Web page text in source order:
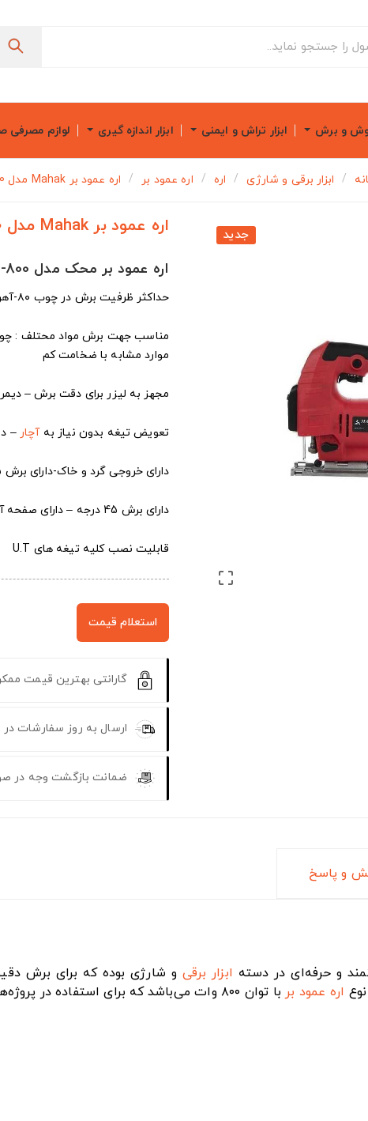
جوش و برش ابزار تراش و ایمنی ابزار اندازه گیری لوازم مصرفی
ابزار برقی و شارژی اره اره عمود بر اره عمود بر Mahak مدل JS-800
جدید

اره عمود بر Mahak مدل JS-800
اره عمود بر محک مدل JS-800
حداکثر ظرفیت برش در چوب ۸۰-آهن 8-آلومینیوم 12 میلیمتر
مناسب جهت برش مواد محتلف :
موارد مشابه با ضخامت کم
مجهز به لیزر برای دقت برش –
تعویض تیغه بدون نیاز بهآچار –
دارای خروجی گرد و خاک-دارای برش 45 درجه
دارای برش 45 درجه – دارای صفحه آلومینیوم دایکاست
قابلیت نصب کلیه تیغه های U.T
استعلام قیمت
گارانتی بهترین قیمت
ارسال به روز سفارشات
ضمانت بازگشت وجه در
و پاسخ
ابزار برقی
اره عمود بر
با توان ۸۰۰ وات می‌باشد که برای استفاده